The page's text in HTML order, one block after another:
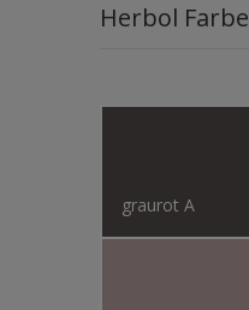
Herbol
graurot A